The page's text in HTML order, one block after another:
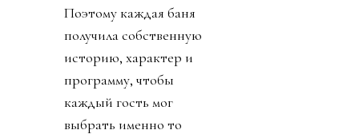
Поэтому каждая баня
получила собственную
историю, характер и
программу, чтобы
каждый гость мог
выбрать именно то